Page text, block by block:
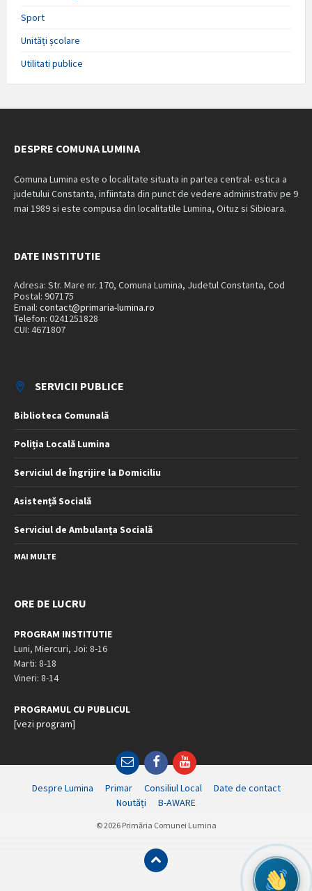
Sport
Unități școlare
Utilitati publice
DESPRE COMUNA LUMINA
Comuna Lumina este o localitate situata in partea central- estica a
judetului Constanta, infiintata din punct de vedere administrativ pe 9
mai 1989 si este compusa din localitatile Lumina, Oituz si Sibioara.
DATE INSTITUTIE
Adresa: Str. Mare nr. 170, Comuna Lumina, Judetul Constanta, Cod
Postal: 907175
Email: contact@primaria-lumina.ro
Telefon: 0241251828
CUI: 4671807
SERVICII PUBLICE
Biblioteca Comunală
Poliția Locală Lumina
Serviciul de Îngrijire la Domiciliu
Asistență Socială
Serviciul de Ambulanța Socială
MAI MULTE
ORE DE LUCRU
PROGRAM INSTITUTIE
Luni, Miercuri, Joi: 8-16
Marti: 8-18
Vineri: 8-14
PROGRAMUL CU PUBLICUL
[vezi program]
EmailFacebookYouTube
Despre Lumina Primar Consiliul Local
Date de contact
Noutăți
B-AWARE
© 2026 Primăria Comunei Lumina